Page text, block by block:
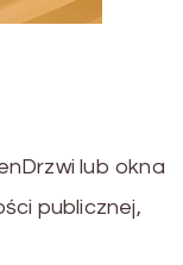
lub okna
publicznej,